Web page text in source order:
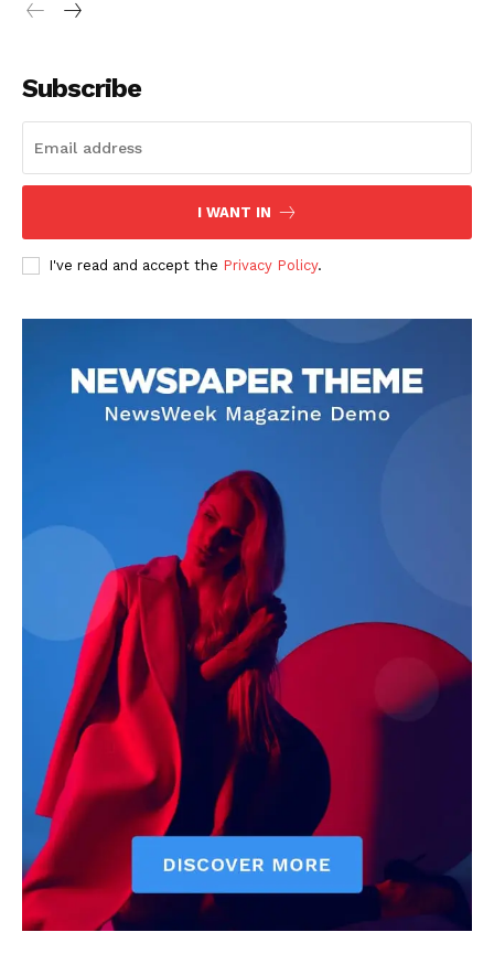
DOWNLOAD NOW
AIN NEWS 1
Contact Us
About Us
Privacy Policy
Terms of Use Agreement
Facebook
X WhatsApp
Share
Subscribe
I WANT IN
I've read and accept the Privacy Policy.